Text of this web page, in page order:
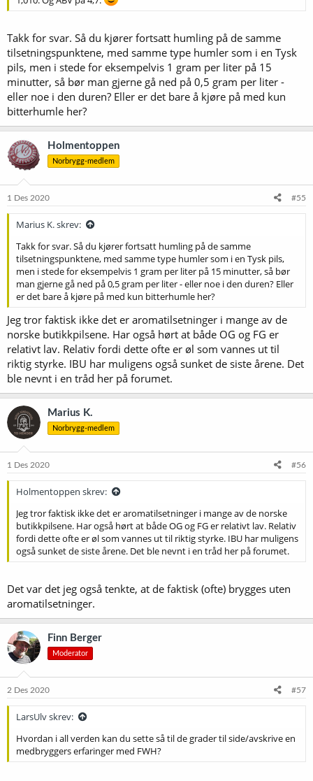
Takk for svar. Så du kjører fortsatt humling på de samme
tilsetningspunktene, med samme type humler som i en Tysk
pils, men i stede for eksempelvis 1 gram per liter på 15
minutter, så bør man gjerne gå ned på 0,5 gram per liter -
eller noe i den duren? Eller er det bare å kjøre på med kun
bitterhumle her?
Holmentoppen
Norbrygg-medlem
1 Des 2020 #55
Marius K. skrev:
Takk for svar. Så du kjører fortsatt humling på de samme
tilsetningspunktene, med samme type humler som i en Tysk pils,
men i stede for eksempelvis 1 gram per liter på 15 minutter, så bør
man gjerne gå ned på 0,5 gram per liter - eller noe i den duren? Eller
er det bare å kjøre på med kun bitterhumle her?
Jeg tror faktisk ikke det er aromatilsetninger i mange av de
norske butikkpilsene. Har også hørt at både OG og FG er
relativt lav. Relativ fordi dette ofte er øl som vannes ut til
riktig styrke. IBU har muligens også sunket de siste årene. Det
ble nevnt i en tråd her på forumet.
Marius K.
Norbrygg-medlem
1 Des 2020 #56
Holmentoppen skrev:
Jeg tror faktisk ikke det er aromatilsetninger i mange av de norske
butikkpilsene. Har også hørt at både OG og FG er relativt lav. Relativ
fordi dette ofte er øl som vannes ut til riktig styrke. IBU har muligens
også sunket de siste årene. Det ble nevnt i en tråd her på forumet.
Det var det jeg også tenkte, at de faktisk (ofte) brygges uten
aromatilsetninger.
Finn Berger
Moderator
2 Des 2020 #57
LarsUlv skrev:
Hvordan i all verden kan du sette så til de grader til side/avskrive en
medbryggers erfaringer med FWH?